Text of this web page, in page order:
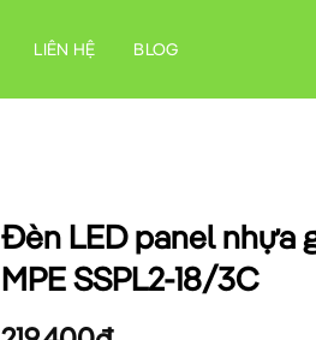
LIÊN HỆ BLOG
Đèn LED panel nhựa
MPE SSPL2-18/3C